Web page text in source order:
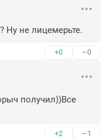
Ну не лицемерьте.
+0 –0
получил))Все
+2 –1